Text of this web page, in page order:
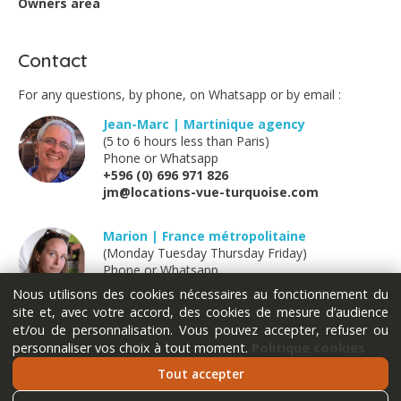
etaient fonctionnels, propres et l’emplacement idéal.
Nos interlocuteurs etaient réactifs et à l’écoute.
Perrot - February 2025
Parfait ???? ???????????? nous avons passé une agréable
semaine à 4 personnes (2 adultes et 2 ados) les studios
sont bien équipés. La literie impeccable. L’emplacement
Merci pour l’accueil !
Charlotte - November 2024
Contact
For any questions, by phone, on Whatsapp or by email :
Jean-Marc | Martinique agency
(5 to 6 hours less than Paris)
Phone or Whatsapp
+596 (0) 696 971 826
jm@locations-vue-turquoise.com
Marion | France métropolitaine
(Monday Tuesday Thursday Friday)
Phone or Whatsapp
+33 (0) 611 289 121
marion@locations-vue-turquoise.com
Nous utilisons des cookies nécessaires au fonctionnement du
site et, avec votre accord, des cookies de mesure d’audience
et/ou de personnalisation. Vous pouvez accepter, refuser ou
personnaliser vos choix à tout moment.
Tout accepter